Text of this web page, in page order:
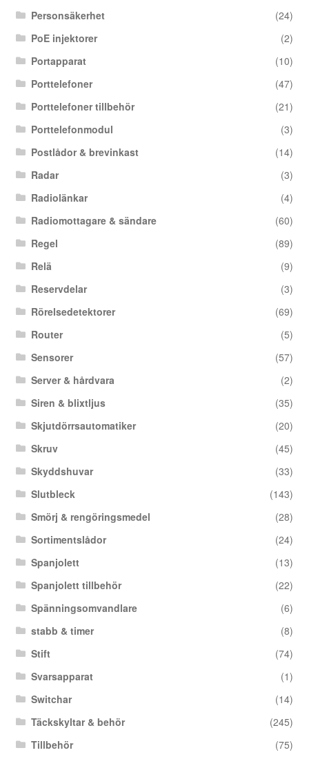
Personsäkerhet
(24)
PoE injektorer
(2)
Portapparat
(10)
Porttelefoner
(47)
Porttelefoner tillbehör
(21)
Porttelefonmodul
(3)
Postlådor & brevinkast
(14)
Radar
(3)
Radiolänkar
(4)
Radiomottagare & sändare
(60)
Regel
(89)
Relä
(9)
Reservdelar
(3)
Rörelsedetektorer
(69)
Router
(5)
Sensorer
(57)
Server & hårdvara
(2)
Siren & blixtljus
(35)
Skjutdörrsautomatiker
(20)
Skruv
(45)
Skyddshuvar
(33)
Slutbleck
(143)
Smörj & rengöringsmedel
(28)
Sortimentslådor
(24)
Spanjolett
(13)
Spanjolett tillbehör
(22)
Spänningsomvandlare
(6)
stabb & timer
(8)
Stift
(74)
Svarsapparat
(1)
Switchar
(14)
Täckskyltar & behör
(245)
Tillbehör
(75)